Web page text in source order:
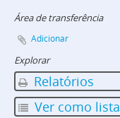
Área de transferência
Adicionar
Explorar
Relatórios
Ver como lista